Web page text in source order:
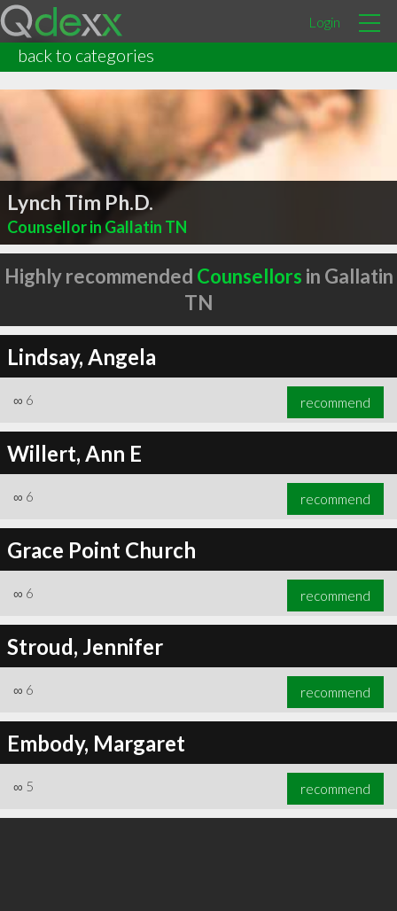
Login
back to categories
Lynch Tim Ph.D.
Counsellor in Gallatin TN
Highly recommended Counsellors in Gallatin
TN
Lindsay, Angela
∞ 6 recommend
Willert, Ann E
∞ 6 recommend
Grace Point Church
∞ 6 recommend
Stroud, Jennifer
∞ 6 recommend
Embody, Margaret
∞ 5 recommend